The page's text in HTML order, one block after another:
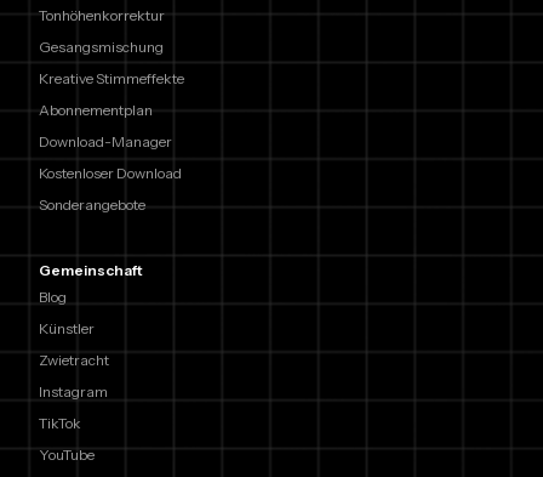
Tonhöhenkorrektur
Gesangsmischung
Kreative Stimmeffekte
Abonnementplan
Download-Manager
Kostenloser Download
Sonderangebote
Gemeinschaft
Blog
Künstler
Zwietracht
Instagram
TikTok
YouTube